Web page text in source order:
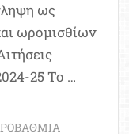
ως
ωρομισθίων
25 Το …